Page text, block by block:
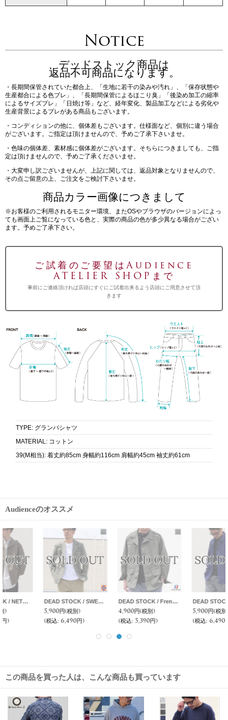
Notice
デッドストック商品は
返品不可商品になります。
・長期間保管されていた都合上、「生地に若干の染みや汚れ」、「保存状態や
生産都合による色ブレ」、「長期間保管によるほこり臭」「後染め加工の縮率
によるサイズブレ」「日焼け等」など、経年変化、製品加工などによる劣化や
生産背景によるブレがある商品もございます。
・コンディションの他に、個体差もございます。仕様面など、個別に違う場合
がございます。ご指定は頂けませんので、予めご了承下さいませ。
・色味の個体差、素材感に個体差がございます。そちらにつきましても、ご指
定は頂けませんので、予めご了承くださいませ。
・大変申し訳ございませんが、上記に関しては、返品対象となりませんので、
その点ご留意の上、ご注文をご検討下さいませ。
商品カラー画像につきまして
※お客様のご利用されるモニター環境、またOSやブラウザのバージョンによっ
ても画面上ご覧になっている色と、実際の商品の色が多少異なる場合がござい
ます。予めご了承下さい。
ご試着のご要望はAudience
ATELIER SHOPまで
事前にご連絡頂ければ店頭にすぐにご試着出来るよう店頭にご用意させて頂
きます
TYPE: グランパシャツ
MATERIAL: コットン
39(M相当): 着丈約85cm 身幅約116cm 肩幅約45cm 袖丈約61cm
Audienceのオススメ
DEAD STOCK / SWEDISH ARMY PRISONAR JACKET（スウェーデン軍 プリズナージャケット）
(税別)
(税込
6,490円)
DEAD STOCK / French Army F1Jacket（フランス軍 F-1ジャケット）
(税別)
(税込
5,390円)
DEAD STOCK / ITALIA MILITARY Security Jacket（イタリア軍セキュリティジャケット）
(税別)
(税込
6,490円)
この商品を買った人は、こんな商品も買っています